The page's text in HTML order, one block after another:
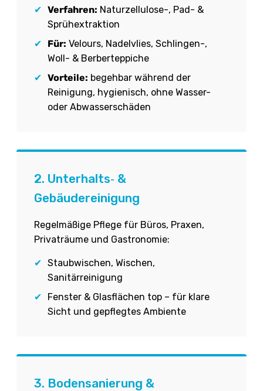
✔ Verfahren: Naturzellulose-, Pad- &
Sprühextraktion
✔
Für: Velours, Nadelvlies, Schlingen-,
Woll- & Berberteppiche
✔ Vorteile: begehbar während der
Reinigung, hygienisch, ohne Wasser-
oder Abwasserschäden
2. Unterhalts‑ &
Gebäudereinigung
Regelmäßige Pflege für Büros, Praxen,
Privaträume und Gastronomie:
✔ Staubwischen, Wischen,
Sanitärreinigung
✔
Fenster & Glasflächen top – für klare
Sicht und gepflegtes Ambiente
3. Bodensanierung &